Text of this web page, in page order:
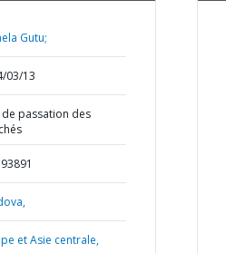
Gutu;
03/13
de passation des
et Asie centrale,